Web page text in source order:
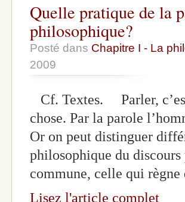
Quelle pratique de la
philosophique?
Posté dans Chapitre I - La
2009
Cf. Textes. Parler,
chose. Par la parole
Or on peut distinguer
philosophique du discours
commune, celle qui
Lisez l'article complet